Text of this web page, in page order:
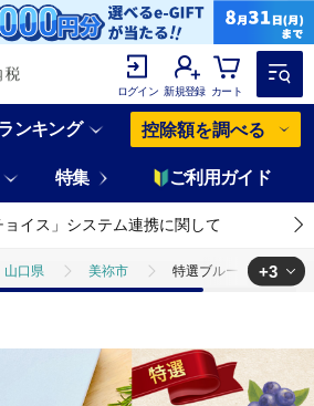
ログイン 新規登録 カート
ンキング 控除額を調べる
特集 ご利用ガイド
ョイス」システム連携に関して
山口県 美祢市 特選ブルーベリージャ
特選ブルーベリージャム＆無花
ジャム 特選ブルーベリー
+3